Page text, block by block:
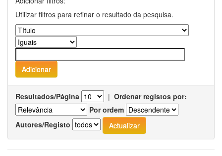
Utilizar filtros para refinar o resultado da pesquisa.
Resultados/Página | Ordenar registos por:
Por ordem
Autores/Registo